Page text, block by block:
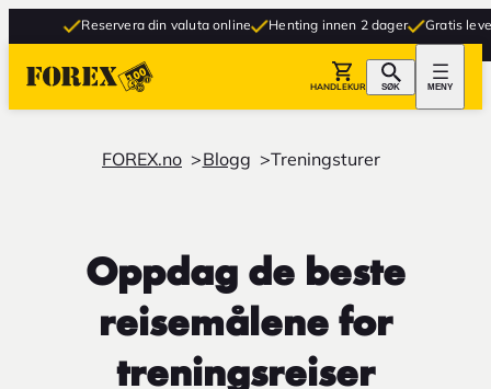
Reservera din valuta online Henting innen 2 dager Gratis levering til
HANDLEKURV SØK MENY
FOREX.no Blogg Treningsturer
Oppdag de beste
reisemålene for
treningsreiser